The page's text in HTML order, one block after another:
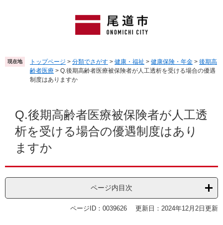
頭
で
飛
ば
現在地 トップページ > 分類でさがす > 健康・福祉 > 健康保険・年金 > 後期高
齢者医療 > Q.後期高齢者医療被保険者が人工透析を受ける場合の優遇
制度はありますか
Q.後期高齢者医療被保険者が人工透
析を受ける場合の優遇制度はあり
ますか
ページ内目次
ページID：0039626 更新日：2024年12月2日更新